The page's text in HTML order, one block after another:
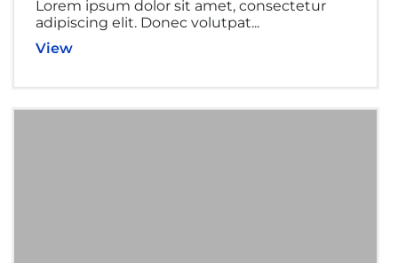
Lorem ipsum dolor sit amet, consectetur
adipiscing elit. Donec volutpat...
View